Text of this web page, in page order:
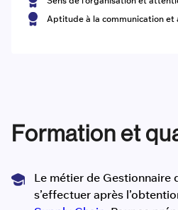
Aptitude à la communication et
Formation et
Le métier de Gestionnaire
s’effectuer après